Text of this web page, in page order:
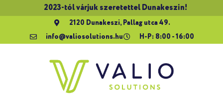
2023-tól várjuk szeretettel Dunakeszin!
2120 Dunakeszi, Pallag utca 49.
info@valiosolutions.hu
H-P: 8:00 - 16:00